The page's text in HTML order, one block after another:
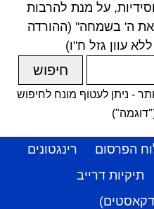
על מנת להרבות
ה' בשמחה" (ההורדה
עוון גזל ח"ו)
- ניתן לעטוף מונח לחיפוש
הפרסום
רינגטונים
תיקיות דרייב